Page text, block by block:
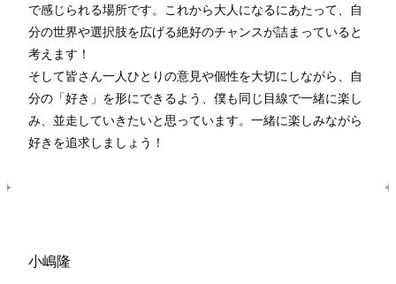
で感じられる場所です。これから大人になるにあたって、自
分の世界や選択肢を広げる絶好のチャンスが詰まっていると
考えます！
そして皆さん一人ひとりの意見や個性を大切にしながら、自
分の「好き」を形にできるよう、僕も同じ目線で一緒に楽し
み、並走していきたいと思っています。一緒に楽しみながら
好きを追求しましょう！
小嶋隆